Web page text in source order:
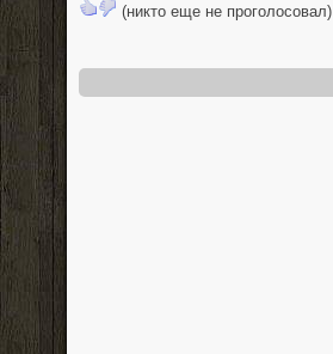
(никто еще не проголосовал)